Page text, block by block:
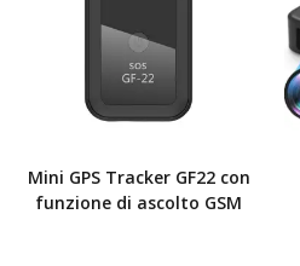
Mini GPS Tracker GF22 con
funzione di ascolto GSM